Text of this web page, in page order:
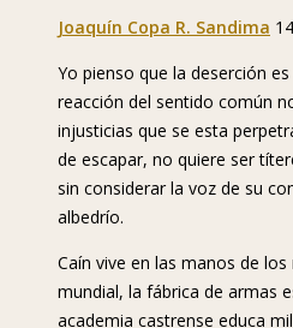
Joaquín Copa R. Sandima
Yo pienso que la deserción
reacción del sentido común
injusticias que se esta
de escapar, no quiere ser
sin considerar la voz de su
albedrío.
Caín vive en las manos de
mundial, la fábrica de armas
academia castrense educa